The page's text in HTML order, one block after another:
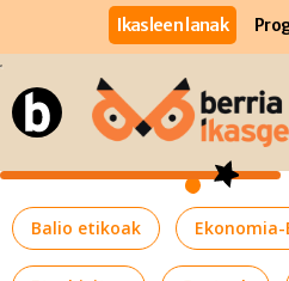
Ikasleen lanak
Balio etikoak